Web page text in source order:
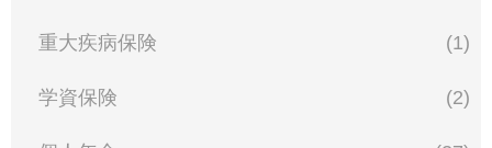
重大疾病保険 (1)
学資保険 (2)